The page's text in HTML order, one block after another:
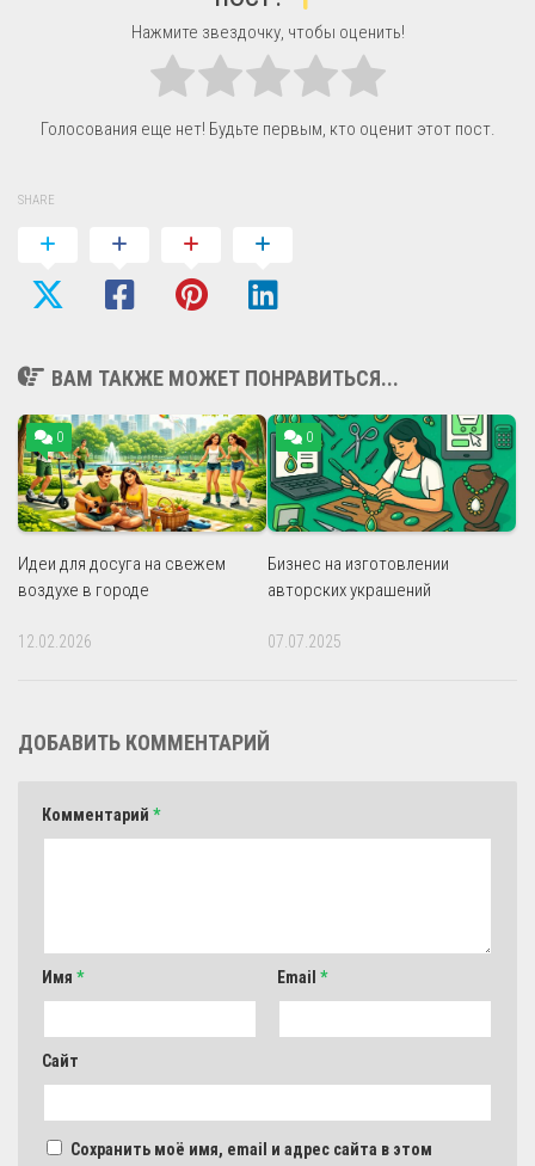
Нажмите звездочку, чтобы оценить!
Голосования еще нет! Будьте первым, кто оценит этот пост.
SHARE
ВАМ ТАКЖЕ МОЖЕТ ПОНРАВИТЬСЯ...
0
Идеи для досуга на свежем
воздухе в городе
12.02.2026
0
Бизнес на изготовлении
авторских украшений
07.07.2025
ДОБАВИТЬ КОММЕНТАРИЙ
Комментарий *
Имя * Email *
Сайт
Сохранить моё имя, email и адрес сайта в этом